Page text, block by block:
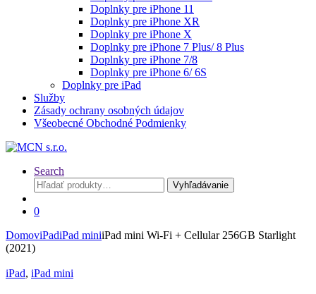
Doplnky pre iPhone 11
Doplnky pre iPhone XR
Doplnky pre iPhone X
Doplnky pre iPhone 7 Plus/ 8 Plus
Doplnky pre iPhone 7/8
Doplnky pre iPhone 6/ 6S
Doplnky pre iPad
Služby
Zásady ochrany osobných údajov
Všeobecné Obchodné Podmienky
Search
Hľadať:
Vyhľadávanie
0
DomoviPadiPad miniiPad mini Wi-Fi + Cellular 256GB Starlight
(2021)
iPad, iPad mini